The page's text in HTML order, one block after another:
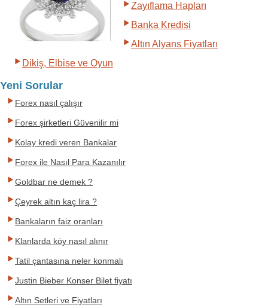
Zayıflama Hapları
Banka Kredisi
Altın Alyans Fiyatları
Dikiş, Elbise ve Oyun
Yeni Sorular
Forex nasıl çalışır
Forex şirketleri Güvenilir mi
Kolay kredi veren Bankalar
Forex ile Nasıl Para Kazanılır
Goldbar ne demek ?
Çeyrek altın kaç lira ?
Bankaların faiz oranları
Klanlarda köy nasıl alınır
Tatil çantasına neler konmalı
Justin Bieber Konser Bilet fiyatı
Altın Setleri ve Fiyatları